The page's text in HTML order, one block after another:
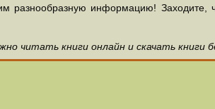
разнообразную информацию! Заходите,
читать книги онлайн и скачать книги